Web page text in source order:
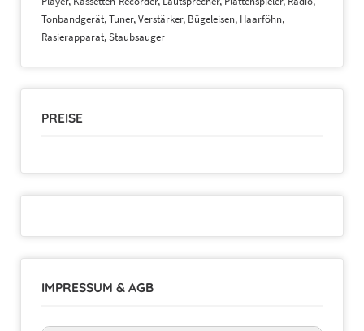
Tonbandgerät, Tuner, Verstärker, Bügeleisen, Haarföhn,
Rasierapparat, Staubsauger
PREISE
IMPRESSUM & AGB